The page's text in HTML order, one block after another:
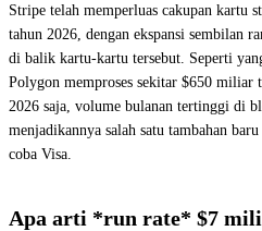
Stripe telah memperluas cakupan kartu
tahun 2026, dengan ekspansi sembilan
di balik kartu-kartu tersebut. Seperti
Polygon memproses sekitar $650 miliar
2026 saja, volume bulanan tertinggi di
menjadikannya salah satu tambahan
coba Visa.
Apa arti *run rate* $7